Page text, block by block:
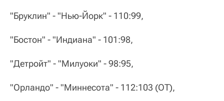
"Бруклин" - "Нью-Йорк" - 110:99,
"Бостон" - "Индиана" - 101:98,
"Детройт" - "Милуоки" - 98:95,
"Орландо" - "Миннесота" - 112:103 (ОТ),